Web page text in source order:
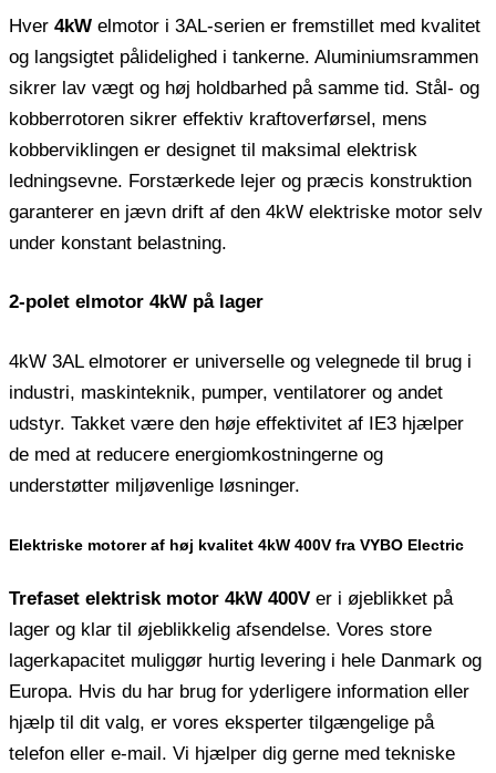
Hver 4kW elmotor i 3AL-serien er fremstillet med kvalitet
og langsigtet pålidelighed i tankerne. Aluminiumsrammen
sikrer lav vægt og høj holdbarhed på samme tid. Stål- og
kobberrotoren sikrer effektiv kraftoverførsel, mens
kobberviklingen er designet til maksimal elektrisk
ledningsevne. Forstærkede lejer og præcis konstruktion
garanterer en jævn drift af den 4kW elektriske motor selv
under konstant belastning.
2-polet elmotor 4kW på lager
4kW 3AL elmotorer er universelle og velegnede til brug i
industri, maskinteknik, pumper, ventilatorer og andet
udstyr. Takket være den høje effektivitet af IE3 hjælper
de med at reducere energiomkostningerne og
understøtter miljøvenlige løsninger.
Elektriske motorer af høj kvalitet 4kW 400V fra VYBO Electric
Trefaset elektrisk motor 4kW 400V er i øjeblikket på
lager og klar til øjeblikkelig afsendelse. Vores store
lagerkapacitet muliggør hurtig levering i hele Danmark og
Europa. Hvis du har brug for yderligere information eller
hjælp til dit valg, er vores eksperter tilgængelige på
telefon eller e-mail. Vi hjælper dig gerne med tekniske